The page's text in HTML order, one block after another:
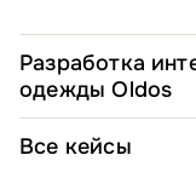
Разработка
одежды Oldos
Все кейсы